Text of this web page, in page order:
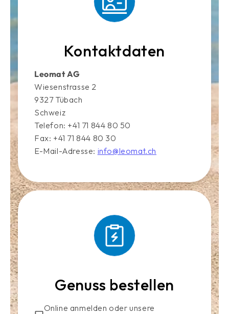
Kontaktdaten
Leomat AG
Wiesenstrasse 2
9327 Tübach
Schweiz
Telefon: +41 71 844 80 50
Fax: +41 71 844 80 30
E-Mail-Adresse: info@leomat.ch
Genuss bestellen
Online anmelden oder unsere